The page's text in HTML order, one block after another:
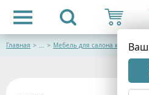
Ваш
Главная > ... > Мебель для салона красоты